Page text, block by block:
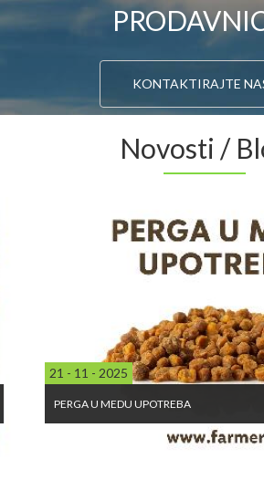
KONTAKTIRAJTE
Novosti /
21 - 11 - 2025
PERGA U MEDU UPOTREBA